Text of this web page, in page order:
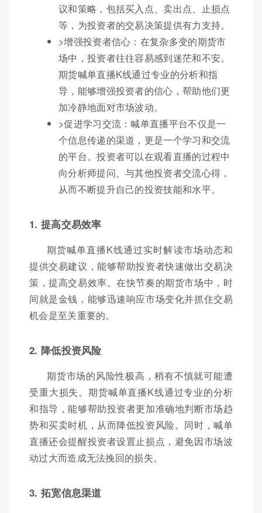
议和策略，包括买入点、卖出点、止损点
等，为投资者的交易决策提供有力支持。
>增强投资者信心：在复杂多变的期货市
场中，投资者往往容易感到迷茫和不安。
期货喊单直播K线通过专业的分析和指
导，能够增强投资者的信心，帮助他们更
加冷静地面对市场波动。
>促进学习交流：喊单直播平台不仅是一
个信息传递的渠道，更是一个学习和交流
的平台。投资者可以在观看直播的过程中
向分析师提问、与其他投资者交流心得，
从而不断提升自己的投资技能和水平。
1. 提高交易效率
期货喊单直播K线通过实时解读市场动态和
提供交易建议，能够帮助投资者快速做出交易决
策，提高交易效率。在快节奏的期货市场中，时
间就是金钱，能够迅速响应市场变化并抓住交易
机会是至关重要的。
2. 降低投资风险
期货市场的风险性极高，稍有不慎就可能遭
受重大损失。期货喊单直播K线通过专业的分析
和指导，能够帮助投资者更加准确地判断市场趋
势和买卖时机，从而降低投资风险。同时，喊单
直播还会提醒投资者设置止损点，避免因市场波
动过大而造成无法挽回的损失。
3. 拓宽信息渠道